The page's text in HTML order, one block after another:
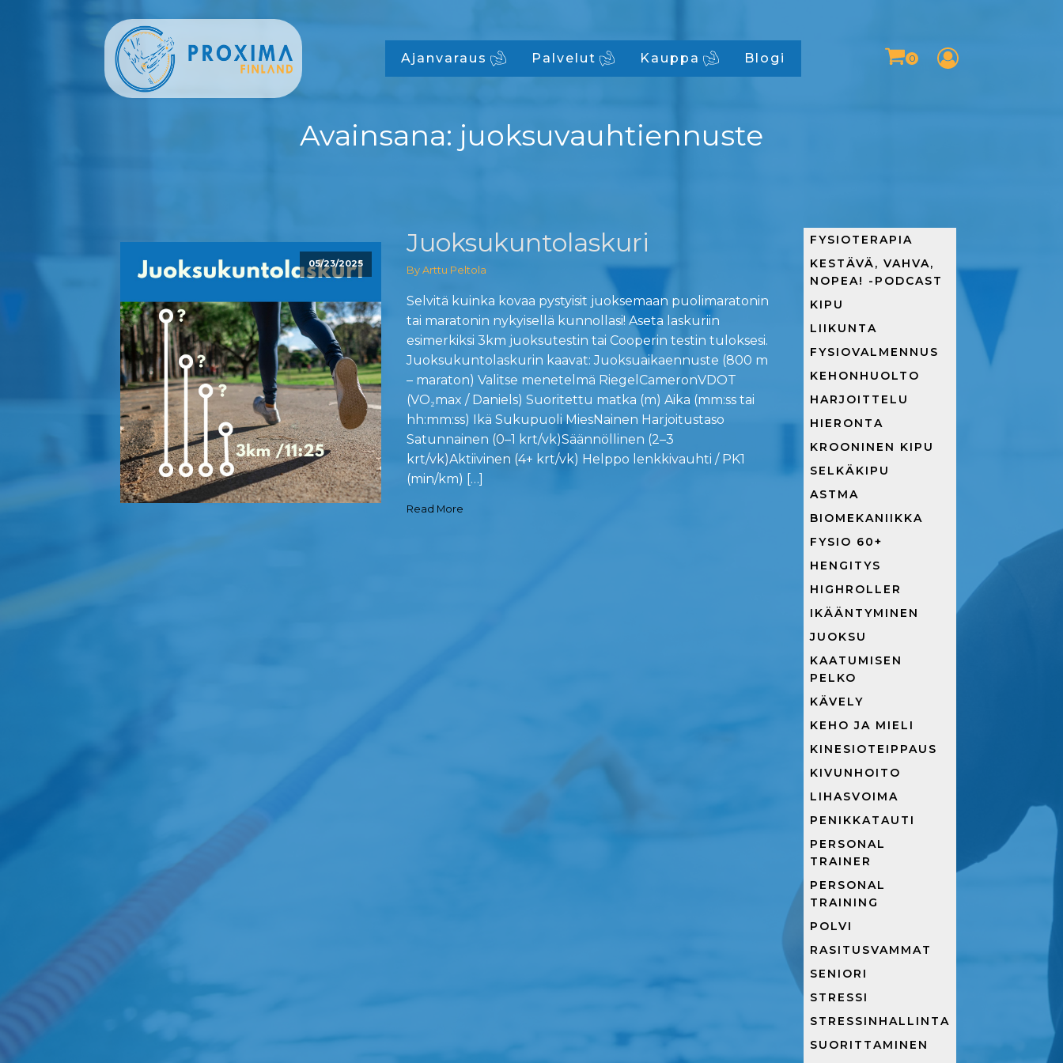
Ajanvaraus Palvelut Kauppa Blogi
Avainsana: juoksuvauhtiennuste
05/23/2025
Juoksukuntolaskuri
By Arttu Peltola
Selvitä kuinka kovaa pystyisit juoksemaan puolimaratonin
tai maratonin nykyisellä kunnollasi! Aseta laskuriin
esimerkiksi 3km juoksutestin tai Cooperin testin tuloksesi.
Juoksukuntolaskurin kaavat: Juoksuaikaennuste (800 m
– maraton) Valitse menetelmä RiegelCameronVDOT
(VO₂max / Daniels) Suoritettu matka (m) Aika (mm:ss tai
hh:mm:ss) Ikä Sukupuoli MiesNainen Harjoitustaso
Satunnainen (0–1 krt/vk)Säännöllinen (2–3
krt/vk)Aktiivinen (4+ krt/vk) Helppo lenkkivauhti / PK1
(min/km) […]
Read More
FYSIOTERAPIA
KESTÄVÄ, VAHVA,
NOPEA! -PODCAST
KIPU
LIIKUNTA
FYSIOVALMENNUS
KEHONHUOLTO
HARJOITTELU
HIERONTA
KROONINEN KIPU
SELKÄKIPU
ASTMA
BIOMEKANIIKKA
FYSIO 60+
HENGITYS
HIGHROLLER
IKÄÄNTYMINEN
JUOKSU
KAATUMISEN
PELKO
KÄVELY
KEHO JA MIELI
KINESIOTEIPPAUS
KIVUNHOITO
LIHASVOIMA
PENIKKATAUTI
PERSONAL
TRAINER
PERSONAL
TRAINING
POLVI
RASITUSVAMMAT
SENIORI
STRESSI
STRESSINHALLINTA
SUORITTAMINEN